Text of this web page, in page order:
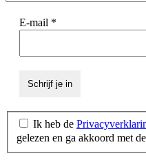
E-mail *
Ik heb de
gelezen en ga akkoord met